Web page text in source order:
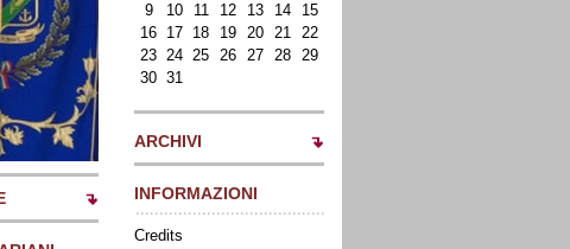
9
10 11 12 13 14
15
16 17 18 19 20 21
22
23 24 25 26 27 28
29
30 31
ARCHIVI
INFORMAZIONI
Credits